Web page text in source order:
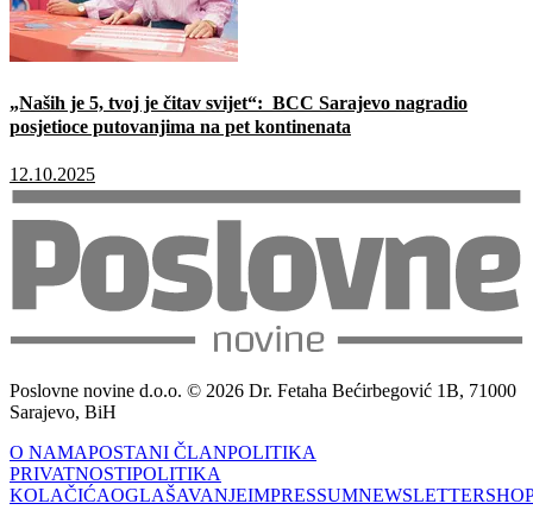
„Naših je 5, tvoj je čitav svijet“: BCC Sarajevo nagradio
posjetioce putovanjima na pet kontinenata
12.10.2025
Poslovne novine d.o.o. © 2026 Dr. Fetaha Bećirbegović 1B, 71000
Sarajevo, BiH
O NAMAPOSTANI ČLANPOLITIKA
PRIVATNOSTIPOLITIKA
KOLAČIĆAOGLAŠAVANJEIMPRESSUMNEWSLETTER